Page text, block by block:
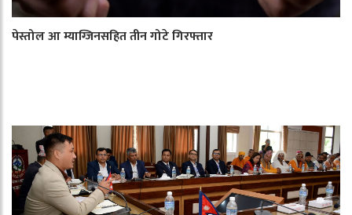
पेस्तोल आ म्याग्जिनसहित तीन गोटे गिरफ्तार